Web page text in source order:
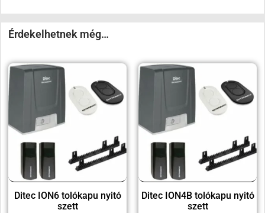
Érdekelhetnek még…
Ditec ION6 tolókapu nyitó
szett
Ditec ION4B tolókapu nyitó
szett